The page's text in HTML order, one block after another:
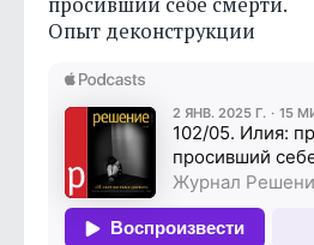
Опыт деконструкции